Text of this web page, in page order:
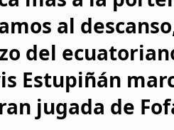
al
del
Estupiñán
jugada de